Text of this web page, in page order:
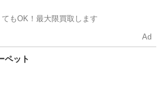
もOK！最大限買取します
Ad
ペット